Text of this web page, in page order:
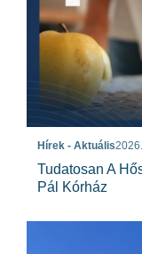
Hírek - Aktuális
Tudatosan A
Pál Kórház